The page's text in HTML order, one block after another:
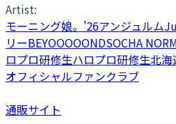
Artist:
モーニング娘。'26アンジュルム
リーBEYOOOOONDSOCHA
ロプロ研修生ハロプロ研修生北海
オフィシャルファンクラブ
通販サイト